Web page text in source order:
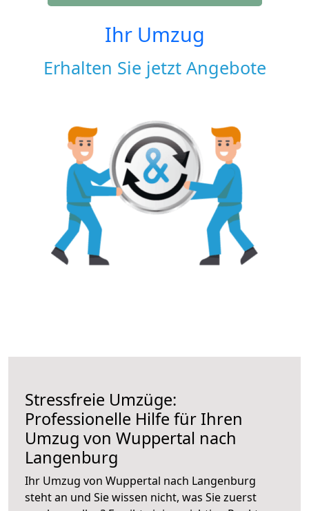
Ihr Umzug
Erhalten Sie jetzt Angebote
Stressfreie Umzüge:
Professionelle Hilfe für Ihren
Umzug von Wuppertal nach
Langenburg
Ihr Umzug von Wuppertal nach Langenburg
steht an und Sie wissen nicht, was Sie zuerst